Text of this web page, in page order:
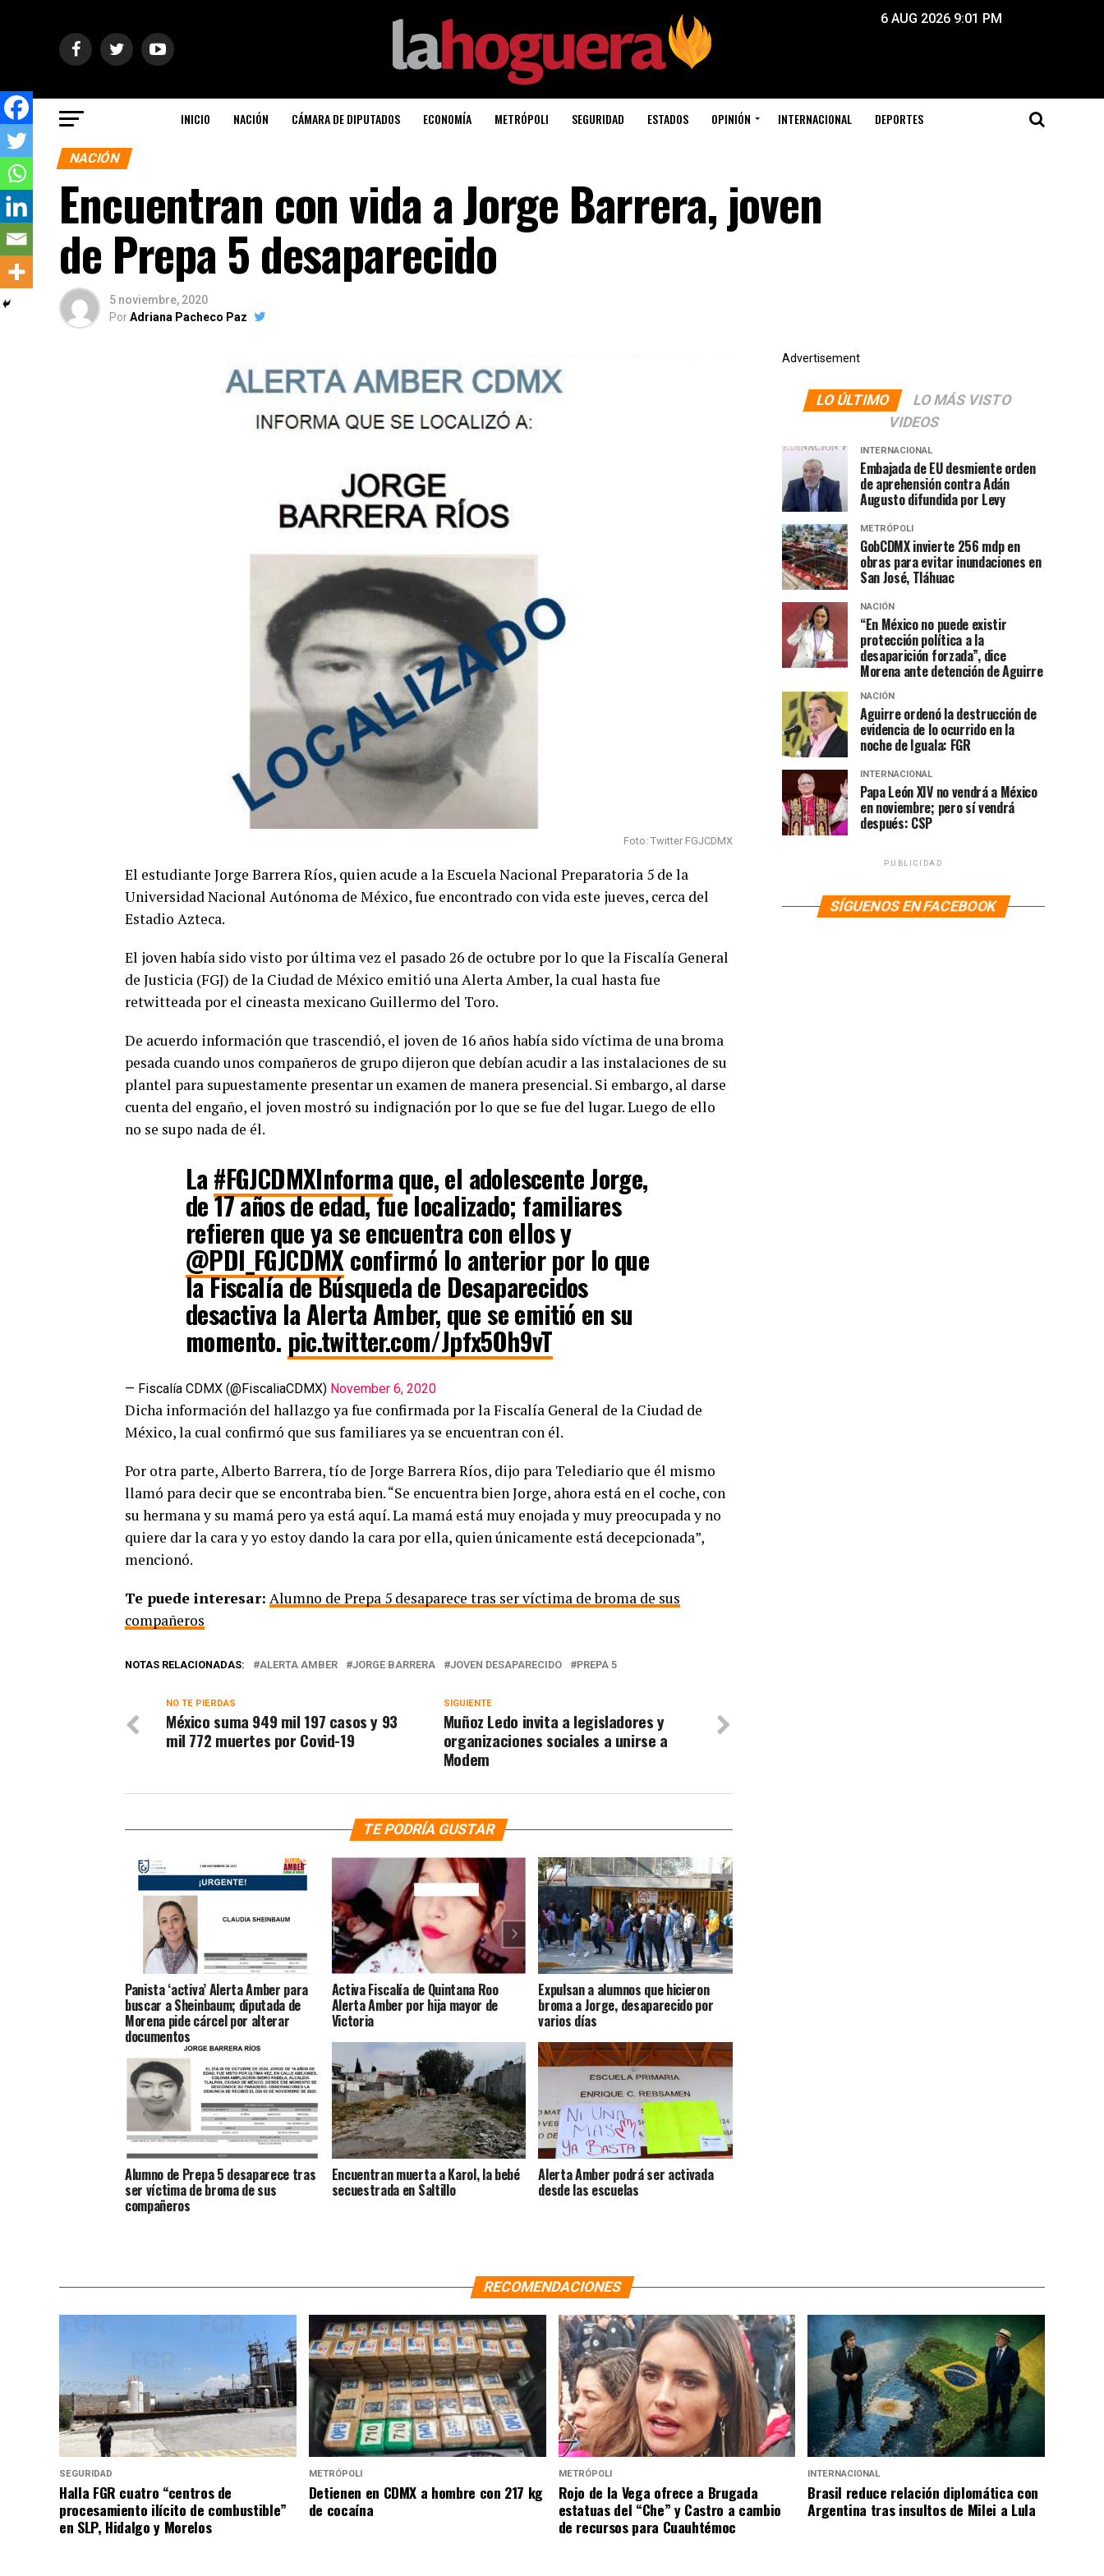
6 AUG 2026 9:01 PM
INICIO NACIÓN CÁMARA DE DIPUTADOS ECONOMÍA METRÓPOLI SEGURIDAD ESTADOS OPINIÓN INTERNACIONAL DEPORTES
NACIÓN
Encuentran con vida a Jorge Barrera, joven
de Prepa 5 desaparecido
5 noviembre, 2020
PorAdriana Pacheco Paz
Foto: Twitter FGJCDMX
El estudiante Jorge Barrera Ríos, quien acude a la Escuela Nacional Preparatoria 5 de la
Universidad Nacional Autónoma de México, fue encontrado con vida este jueves, cerca del
Estadio Azteca.
El joven había sido visto por última vez el pasado 26 de octubre por lo que la Fiscalía General
de Justicia (FGJ) de la Ciudad de México emitió una Alerta Amber, la cual hasta fue
retwitteada por el cineasta mexicano Guillermo del Toro.
De acuerdo información que trascendió, el joven de 16 años había sido víctima de una broma
pesada cuando unos compañeros de grupo dijeron que debían acudir a las instalaciones de su
plantel para supuestamente presentar un examen de manera presencial. Si embargo, al darse
cuenta del engaño, el joven mostró su indignación por lo que se fue del lugar. Luego de ello
no se supo nada de él.
La#FGJCDMXInformaque, el adolescente Jorge,
de 17 años de edad, fue localizado; familiares
refieren que ya se encuentra con ellos y
@PDI_FGJCDMXconfirmó lo anterior por lo que
la Fiscalía de Búsqueda de Desaparecidos
desactiva la Alerta Amber, que se emitió en su
momento. pic.twitter.com/Jpfx5Oh9vT
— Fiscalía CDMX (@FiscaliaCDMX) November 6, 2020
Dicha información del hallazgo ya fue confirmada por la Fiscalía General de la Ciudad de
México, la cual confirmó que sus familiares ya se encuentran con él.
Por otra parte, Alberto Barrera, tío de Jorge Barrera Ríos, dijo para Telediario que él mismo
llamó para decir que se encontraba bien. “Se encuentra bien Jorge, ahora está en el coche, con
su hermana y su mamá pero ya está aquí. La mamá está muy enojada y muy preocupada y no
quiere dar la cara y yo estoy dando la cara por ella, quien únicamente está decepcionada”,
mencionó.
Te puede interesar: Alumno de Prepa 5 desaparece tras ser víctima de broma de sus
compañeros
NOTAS RELACIONADAS: ALERTA AMBER JORGE BARRERA JOVEN DESAPARECIDO PREPA 5
SIGUIENTE
Muñoz Ledo invita a legisladores y
organizaciones sociales a unirse a
Modem
NO TE PIERDAS
México suma 949 mil 197 casos y 93
mil 772 muertes por Covid-19
TE PODRÍA GUSTAR
Panista ‘activa’ Alerta Amber para
buscar a Sheinbaum; diputada de
Morena pide cárcel por alterar
documentos
Activa Fiscalía de Quintana Roo
Alerta Amber por hija mayor de
Victoria
Expulsan a alumnos que hicieron
broma a Jorge, desaparecido por
varios días
Alumno de Prepa 5 desaparece tras
ser víctima de broma de sus
compañeros
Encuentran muerta a Karol, la bebé
secuestrada en Saltillo
Alerta Amber podrá ser activada
desde las escuelas
Advertisement
LO ÚLTIMO
LO MÁS VISTO
VIDEOS
INTERNACIONAL
Embajada de EU desmiente orden
de aprehensión contra Adán
Augusto difundida por Levy
METRÓPOLI
GobCDMX invierte 256 mdp en
obras para evitar inundaciones en
San José, Tláhuac
NACIÓN
“En México no puede existir
protección política a la
desaparición forzada”, dice
Morena ante detención de Aguirre
NACIÓN
Aguirre ordenó la destrucción de
evidencia de lo ocurrido en la
noche de Iguala: FGR
INTERNACIONAL
Papa León XIV no vendrá a México
en noviembre; pero sí vendrá
después: CSP
PUBLICIDAD
SÍGUENOS EN FACEBOOK
RECOMENDACIONES
SEGURIDAD
Halla FGR cuatro “centros de
procesamiento ilícito de combustible”
en SLP, Hidalgo y Morelos
METRÓPOLI
Detienen en CDMX a hombre con 217 kg
de cocaína
METRÓPOLI
Rojo de la Vega ofrece a Brugada
estatuas del “Che” y Castro a cambio
de recursos para Cuauhtémoc
INTERNACIONAL
Brasil reduce relación diplomática con
Argentina tras insultos de Milei a Lula